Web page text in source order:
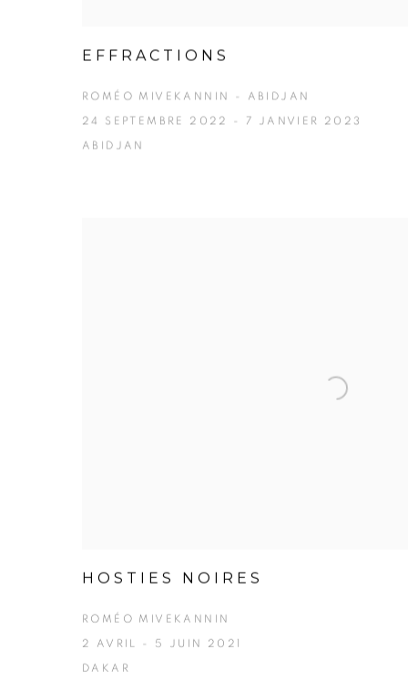
EFFRACTIONS
ROMÉO MIVEKANNIN - ABIDJAN
24 SEPTEMBRE 2022 - 7 JANVIER 2023
ABIDJAN
HOSTIES NOIRES
ROMÉO MIVEKANNIN
2 AVRIL - 5 JUIN 2021
DAKAR